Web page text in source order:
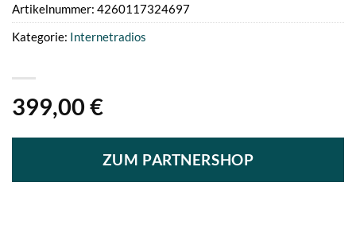
399,00 €
ZUM PARTNERSHOP
Artikelnummer: 4260117324697
Kategorie: Internetradios